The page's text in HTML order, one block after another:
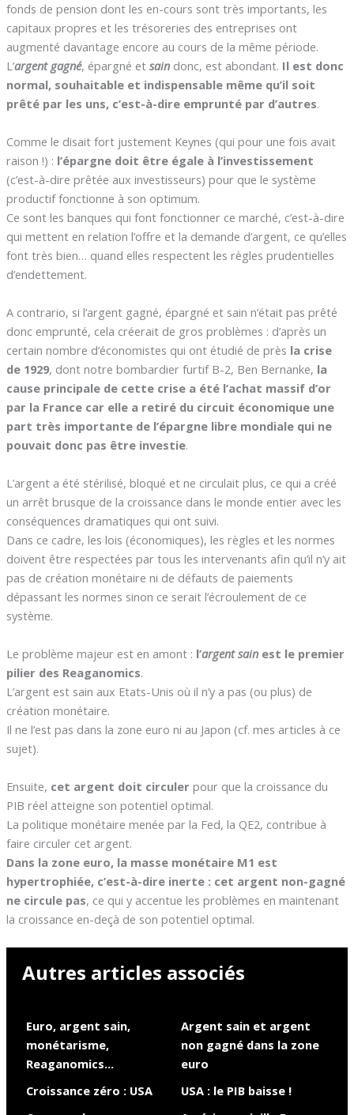
fonds de pension dont les en-cours sont très importants, les
capitaux propres et les trésoreries des entreprises ont
augmenté davantage encore au cours de la même période.
L’argent gagné, épargné et saindonc, est abondant. Il est donc
normal, souhaitable et indispensable même qu’il soit
prêté par les uns, c’est-à-dire emprunté par d’autres.
Comme le disait fort justement Keynes (qui pour une fois avait
raison !) : l’épargne doit être égale à l’investissement
(c’est-à-dire prêtée aux investisseurs) pour que le système
productif fonctionne à son optimum.
Ce sont les banques qui font fonctionner ce marché, c’est-à-dire
qui mettent en relation l’offre et la demande d’argent, ce qu’elles
font très bien… quand elles respectent les règles prudentielles
d’endettement.
A contrario, si l’argent gagné, épargné et sain n’était pas prêté
donc emprunté, cela créerait de gros problèmes : d’après un
certain nombre d’économistes qui ont étudié de près la crise
de 1929, dont notre bombardier furtif B-2, Ben Bernanke, la
cause principale de cette crise a été l’achat massif d’or
par la France car elle a retiré du circuit économique une
part très importante de l’épargne libre mondiale qui ne
pouvait donc pas être investie.
L’argent a été stérilisé, bloqué et ne circulait plus, ce qui a créé
un arrêt brusque de la croissance dans le monde entier avec les
conséquences dramatiques qui ont suivi.
Dans ce cadre, les lois (économiques), les règles et les normes
doivent être respectées par tous les intervenants afin qu’il n’y ait
pas de création monétaire ni de défauts de paiements
dépassant les normes sinon ce serait l’écroulement de ce
système.
Le problème majeur est en amont : l’argent sain est le premier
pilier des Reaganomics.
L’argent est sain aux Etats-Unis où il n’y a pas (ou plus) de
création monétaire.
Il ne l’est pas dans la zone euro ni au Japon (cf. mes articles à ce
sujet).
Ensuite, cet argent doit circuler pour que la croissance du
PIB réel atteigne son potentiel optimal.
La politique monétaire menée par la Fed, la QE2, contribue à
faire circuler cet argent.
Dans la zone euro, la masse monétaire M1 est
hypertrophiée, c’est-à-dire inerte : cet argent non-gagné
ne circule pas, ce qui y accentue les problèmes en maintenant
la croissance en-deçà de son potentiel optimal.
Autres articles associés
Euro, argent sain,
monétarisme,
Reaganomics…
Argent sain et argent
non gagné dans la zone
euro
Croissance zéro : USA
USA : le PIB baisse !